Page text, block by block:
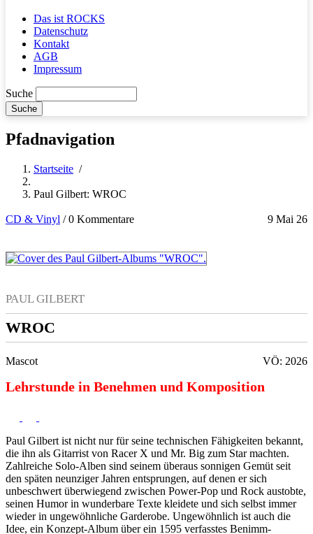
Das ist ROCKS
Datenschutz
Kontakt
AGB
Impressum
Suche
Pfadnavigation
Startseite /
Paul Gilbert: WROC
CD & Vinyl 9 Mai 26
/0 Kommentare
PAUL GILBERT
WROC
Mascot VÖ: 2026
Lehrstunde in Benehmen und Komposition
Paul Gilbert ist nicht nur für seine technischen Fähigkeiten bekannt,
die ihn als Gitarrist von Racer X und Mr. Big zum Star machten.
Zahlreiche Solo-Alben sind seinem überaus sonnigen Gemüt seit
den späten neunziger Jahren entsprungen, auf denen er sich
unbeschwert überwiegend zwischen Power-Pop und Rock austobte,
seinen Humor in wunderbare Texte kleidete und sich selbst immer
wieder in ungewöhnliche Garderobe. Ungewöhnlich ist auch die
Idee, ein Konzept-Album über ein 1595 verfasstes Benimm-